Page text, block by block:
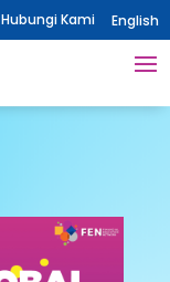
Hubungi Kami English